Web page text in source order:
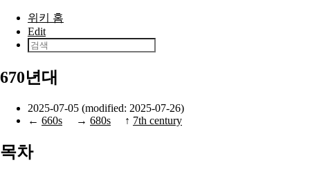
본문으로 건너뛰기
위키 홈
Edit
670년대
2025-07-05 (modified: 2025-07-26)
← 660s → 680s ↑ 7th century
목차